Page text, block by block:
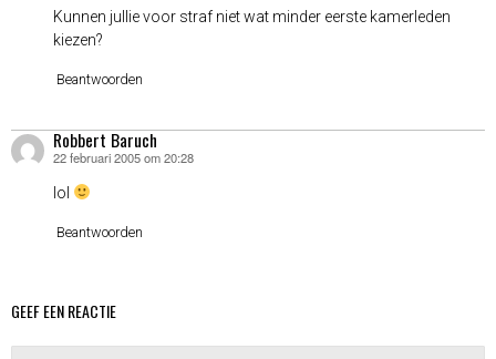
Kunnen jullie voor straf niet wat minder eerste kamerleden
kiezen?
Beantwoorden
Robbert Baruch
schreef:
22 februari 2005 om 20:28
lol
Beantwoorden
GEEF EEN REACTIE